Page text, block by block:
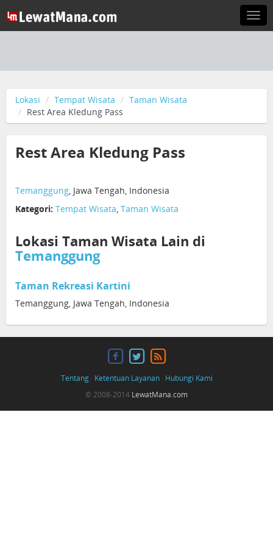
Lokasi Tempat Wisata
Taman Wisata
Rest Area Kledung Pass
Rest Area Kledung Pass
Temanggung, Jawa Tengah, Indonesia
Kategori: Tempat Wisata, Taman Wisata
Lokasi Taman Wisata Lain di
Temanggung
Taman Rekreasi Kartini
Temanggung, Jawa Tengah, Indonesia
Tentang· Ketentuan Layanan· Hubungi Kami
© 2008-2014 LewatMana.com